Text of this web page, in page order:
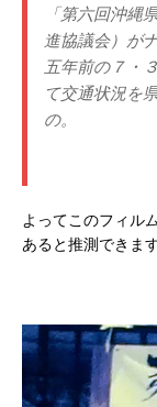
「第六回沖縄
進協議会）が
五年前の７・
て交通状況を
の。
よってこのフィル
あると推測できます